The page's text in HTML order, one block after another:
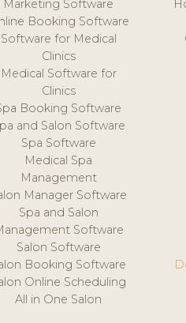
Marketing Software
Booking Software
Software for Medical
Clinics
Medical Software for
Clinics
Booking Software
and Salon Software
Spa Software
Medical Spa
Management
Manager Software
Spa and Salon
Software
Salon Software
Booking Software
Online Scheduling
All in One Salon